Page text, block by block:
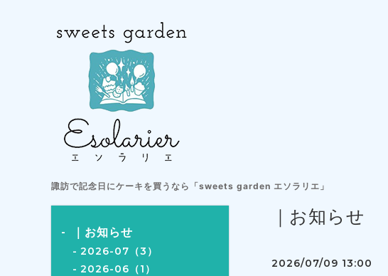
諏訪で記念日にケーキを買うなら「sweets garden エソラリエ」
｜お知らせ
2026-07（3）
2026-06（1）
｜お知らせ
2026/07/09 13:00